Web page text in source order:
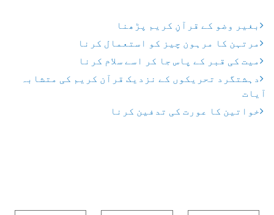
بغیر وضو کے قرآنِ کریم پڑھنا
مرتہن کا مرہون چیز کو استعمال کرنا
میت کی قبر کے پاس جا کر اسے سلام کرنا
دہشتگرد تحریکوں کے نزدیک قرآن کریم کی متشابہ
آیات
خواتین کا عورت کی تدفین کرنا